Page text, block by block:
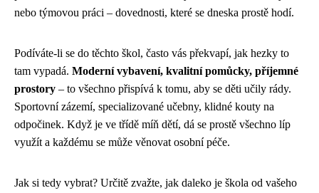
nebo týmovou práci – dovednosti, které se dneska prostě hodí.
Podíváte-li se do těchto škol, často vás překvapí, jak hezky to
tam vypadá. Moderní vybavení, kvalitní pomůcky, příjemné
prostory – to všechno přispívá k tomu, aby se děti učily rády.
Sportovní zázemí, specializované učebny, klidné kouty na
odpočinek. Když je ve třídě míň dětí, dá se prostě všechno líp
využít a každému se může věnovat osobní péče.
Jak si tedy vybrat? Určitě zvažte, jak daleko je škola od vašeho